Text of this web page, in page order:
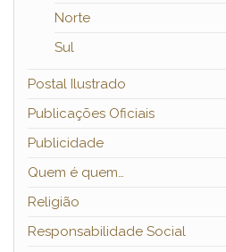
Norte
Sul
Postal Ilustrado
Publicações Oficiais
Publicidade
Quem é quem…
Religião
Responsabilidade Social